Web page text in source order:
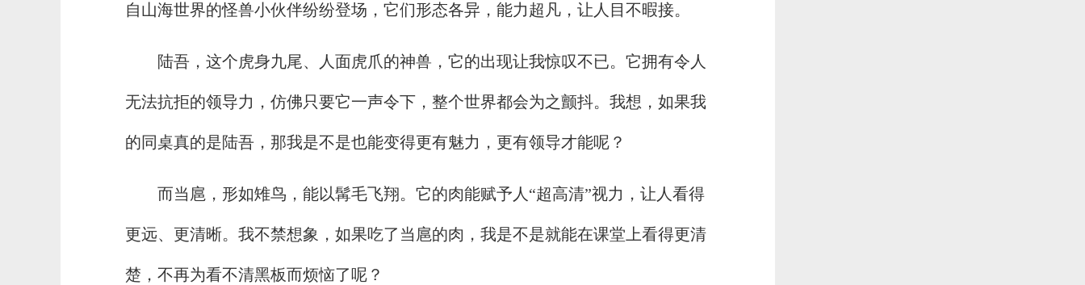
自山海世界的怪兽小伙伴纷纷登场，它们形态各异，能力超凡，让人目不暇接。
陆吾，这个虎身九尾、人面虎爪的神兽，它的出现让我惊叹不已。它拥有令人
无法抗拒的领导力，仿佛只要它一声令下，整个世界都会为之颤抖。我想，如果我
的同桌真的是陆吾，那我是不是也能变得更有魅力，更有领导才能呢？
而当扈，形如雉鸟，能以髯毛飞翔。它的肉能赋予人“超高清”视力，让人看得
更远、更清晰。我不禁想象，如果吃了当扈的肉，我是不是就能在课堂上看得更清
楚，不再为看不清黑板而烦恼了呢？